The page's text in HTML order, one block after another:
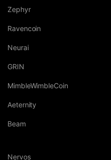
Zephyr
Ravencoin
Neurai
GRIN
MimbleWimbleCoin
Aeternity
Beam
Nervos